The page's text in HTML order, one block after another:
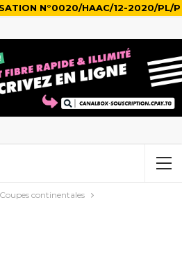
N°0020/HAAC/12-2020/PL/P
Coupes continentales